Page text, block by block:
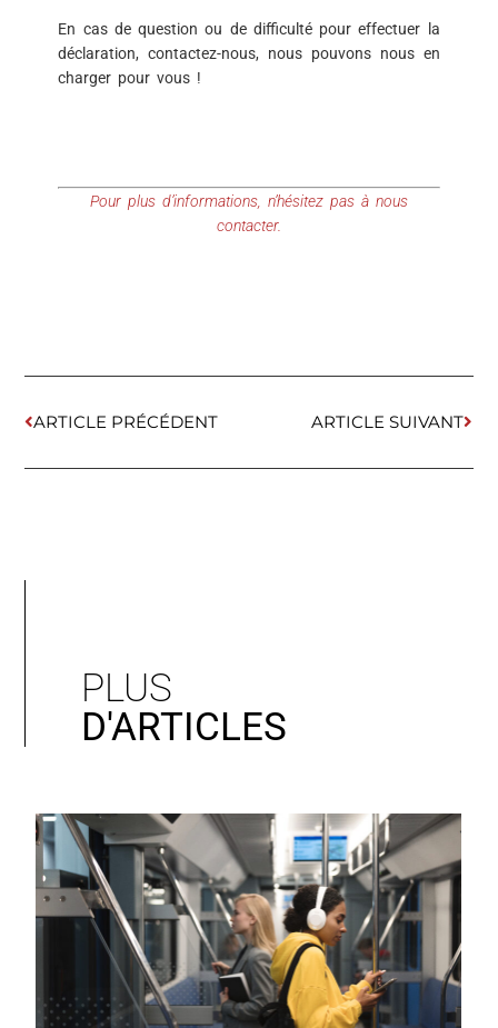
En cas de question ou de difficulté pour effectuer la
déclaration, contactez-nous, nous pouvons nous en
charger pour vous !
Pour plus d’informations, n’hésitez pas à nous
contacter.
ARTICLE PRÉCÉDENT ARTICLE SUIVANT
PLUS
D'ARTICLES